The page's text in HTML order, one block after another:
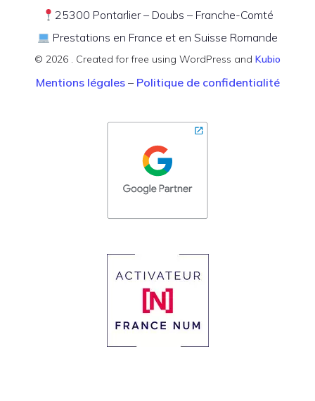
25300 Pontarlier – Doubs – Franche-Comté
Prestations en France et en Suisse Romande
© 2026 . Created for free using WordPress and Kubio
Mentions légales– Politique de confidentialité